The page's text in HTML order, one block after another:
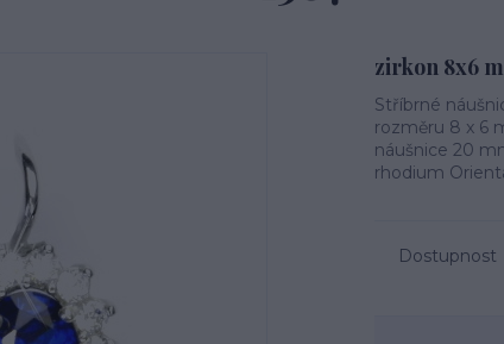
zirkon 8x6
Stříbrné
rozměru 8 x 6
náušnice 20
rhodium
Dostupnost